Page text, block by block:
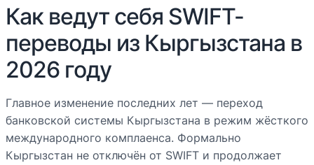
Как ведут себя SWIFT-
переводы из Кыргызстана в
2026 году
Главное изменение последних лет — переход
банковской системы Кыргызстана в режим жёсткого
международного комплаенса. Формально
Кыргызстан не отключён от SWIFT и продолжает